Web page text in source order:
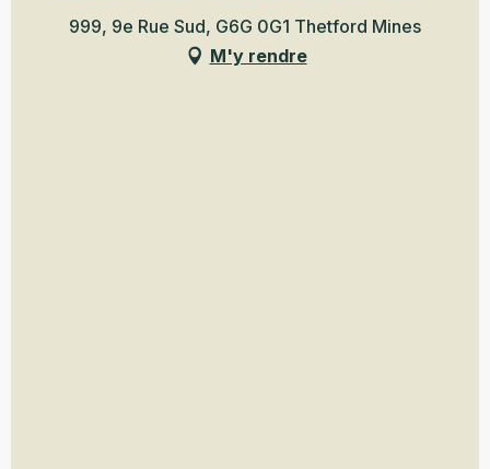
999, 9e Rue Sud, G6G 0G1 Thetford Mines
M'y rendre